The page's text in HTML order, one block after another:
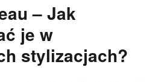
– Jak
je w
stylizacjach?